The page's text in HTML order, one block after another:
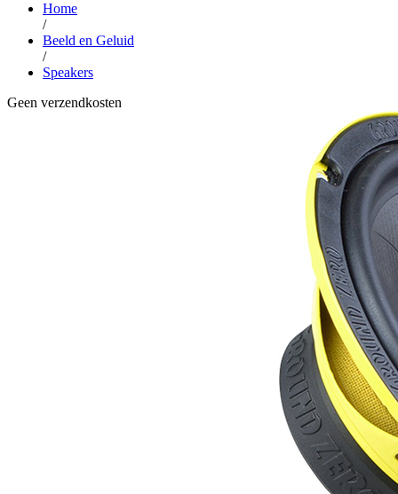
Home
/
Beeld en Geluid
/
Speakers
Geen verzendkosten